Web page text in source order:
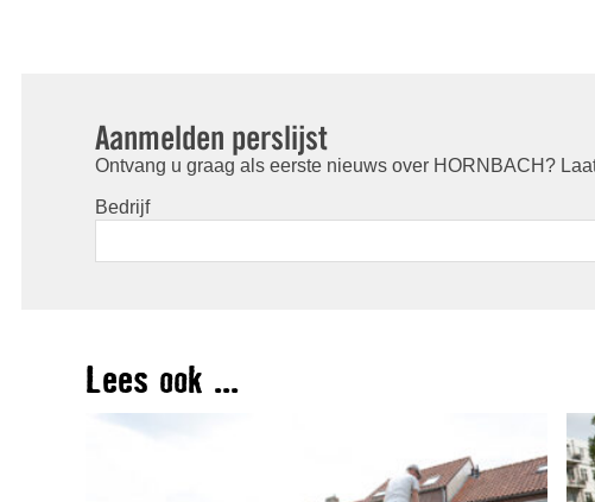
Aanmelden perslijst
Ontvang u graag als eerste nieuws over HORNBACH?
Bedrijf
Lees ook ...